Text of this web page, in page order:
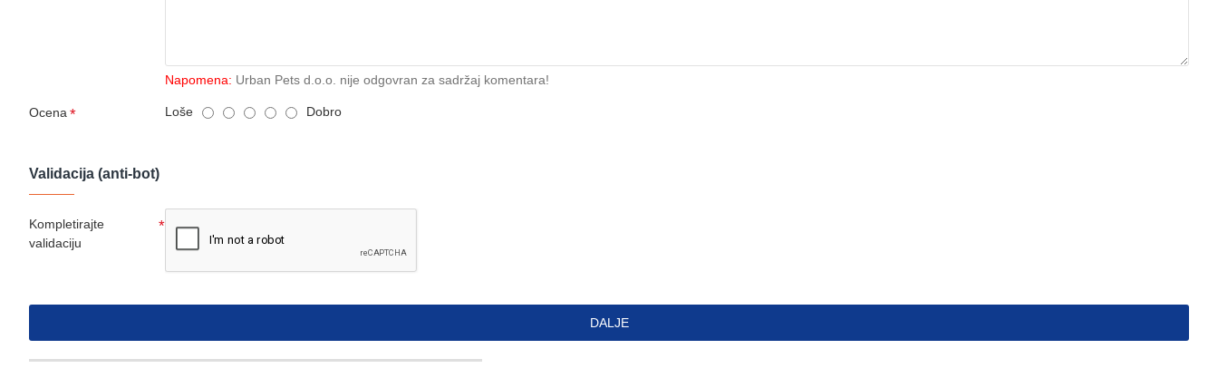
Napomena: Urban Pets d.o.o. nije odgovran za sadržaj komentara!
Ocena Loše Dobro
Validacija (anti-bot)
Kompletirajte
validaciju
DALJE